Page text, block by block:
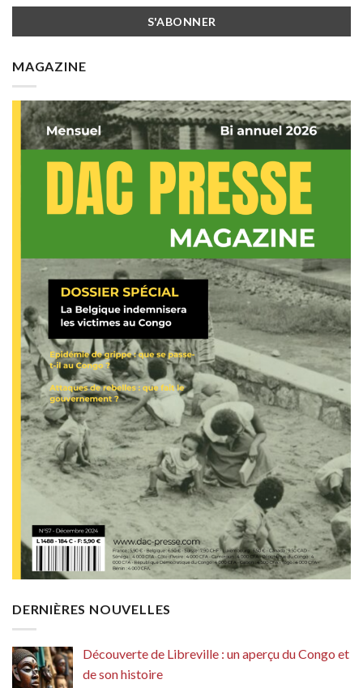
MAGAZINE
DERNIÈRES NOUVELLES
Découverte de Libreville : un aperçu du Congo et
de son histoire